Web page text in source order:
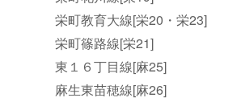
栄町教育大線[栄20・栄23]
栄町篠路線[栄21]
東１６丁目線[麻25]
麻生東苗穂線[麻26]